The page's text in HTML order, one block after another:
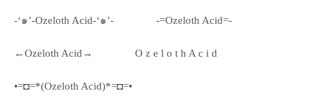
-‘๑’-Ozeloth Acid-‘๑’- -=Ozeloth Acid=-
←Ozeloth Acid→ O z e l o t h A c i d
•=◘=*(Ozeloth Acid)*=◘=•